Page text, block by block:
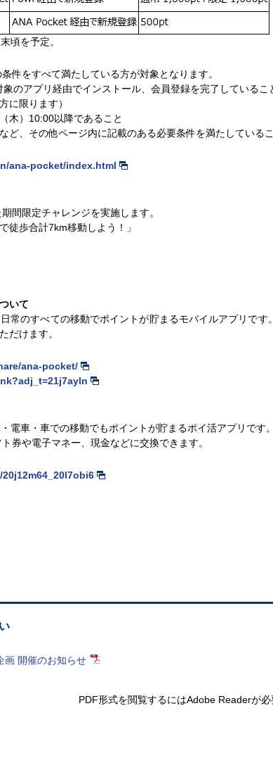
頃を予定。
件をすべて満たしている方が対象となります。
のアプリ経由でインストール、会員登録を完了しているこ
に限ります）
木）10:00以降であること
ど、その他ページ内に記載のある必要条件を満たしている
ana-pocket/index.html
間限定チャレンジを実施します。
徒歩合計7km移動しよう！」
いて
常のすべての移動でポイントが貯まるモバイルアプリです
だけます。
ana-pocket/
電車・車での移動でもポイントが貯まるポイ活アプリです。
券や電子マネー、現金などに交換できます。
画 開催のお知らせ
PDF形式を閲覧するにはAdobe Readerが必